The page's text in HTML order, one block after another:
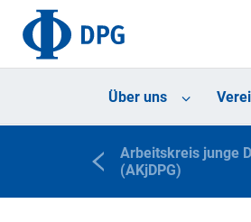
Über uns
Arbeitskreis junge
(AKjDPG)